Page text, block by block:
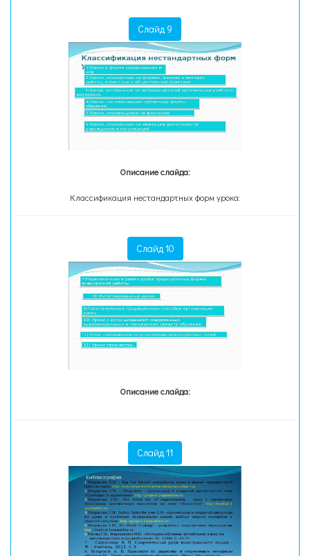
Слайд 9
Описание слайда:
Классификация нестандартных форм урока:
Слайд 10
Описание слайда:
Слайд 11